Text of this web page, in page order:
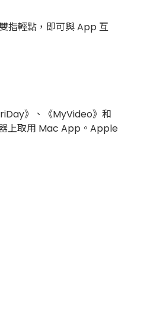
指輕點，即可與 App 互
》、《MyVideo》和
上取用 Mac App。Apple